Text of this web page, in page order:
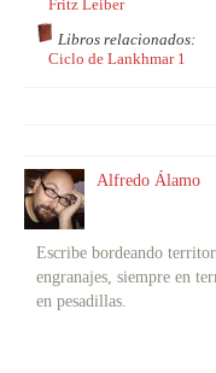
Fritz Leiber
Libros relacionados:
Ciclo de Lankhmar 1
Alfredo Álamo
Escribe bordeando
engranajes, siempre en
en pesadillas.